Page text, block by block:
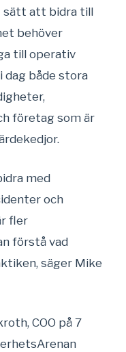
sätt att bidra till
behöver
till operativ
dag både stora
företag som är
med
och
fler
förstå vad
säger Mike
COO på 7